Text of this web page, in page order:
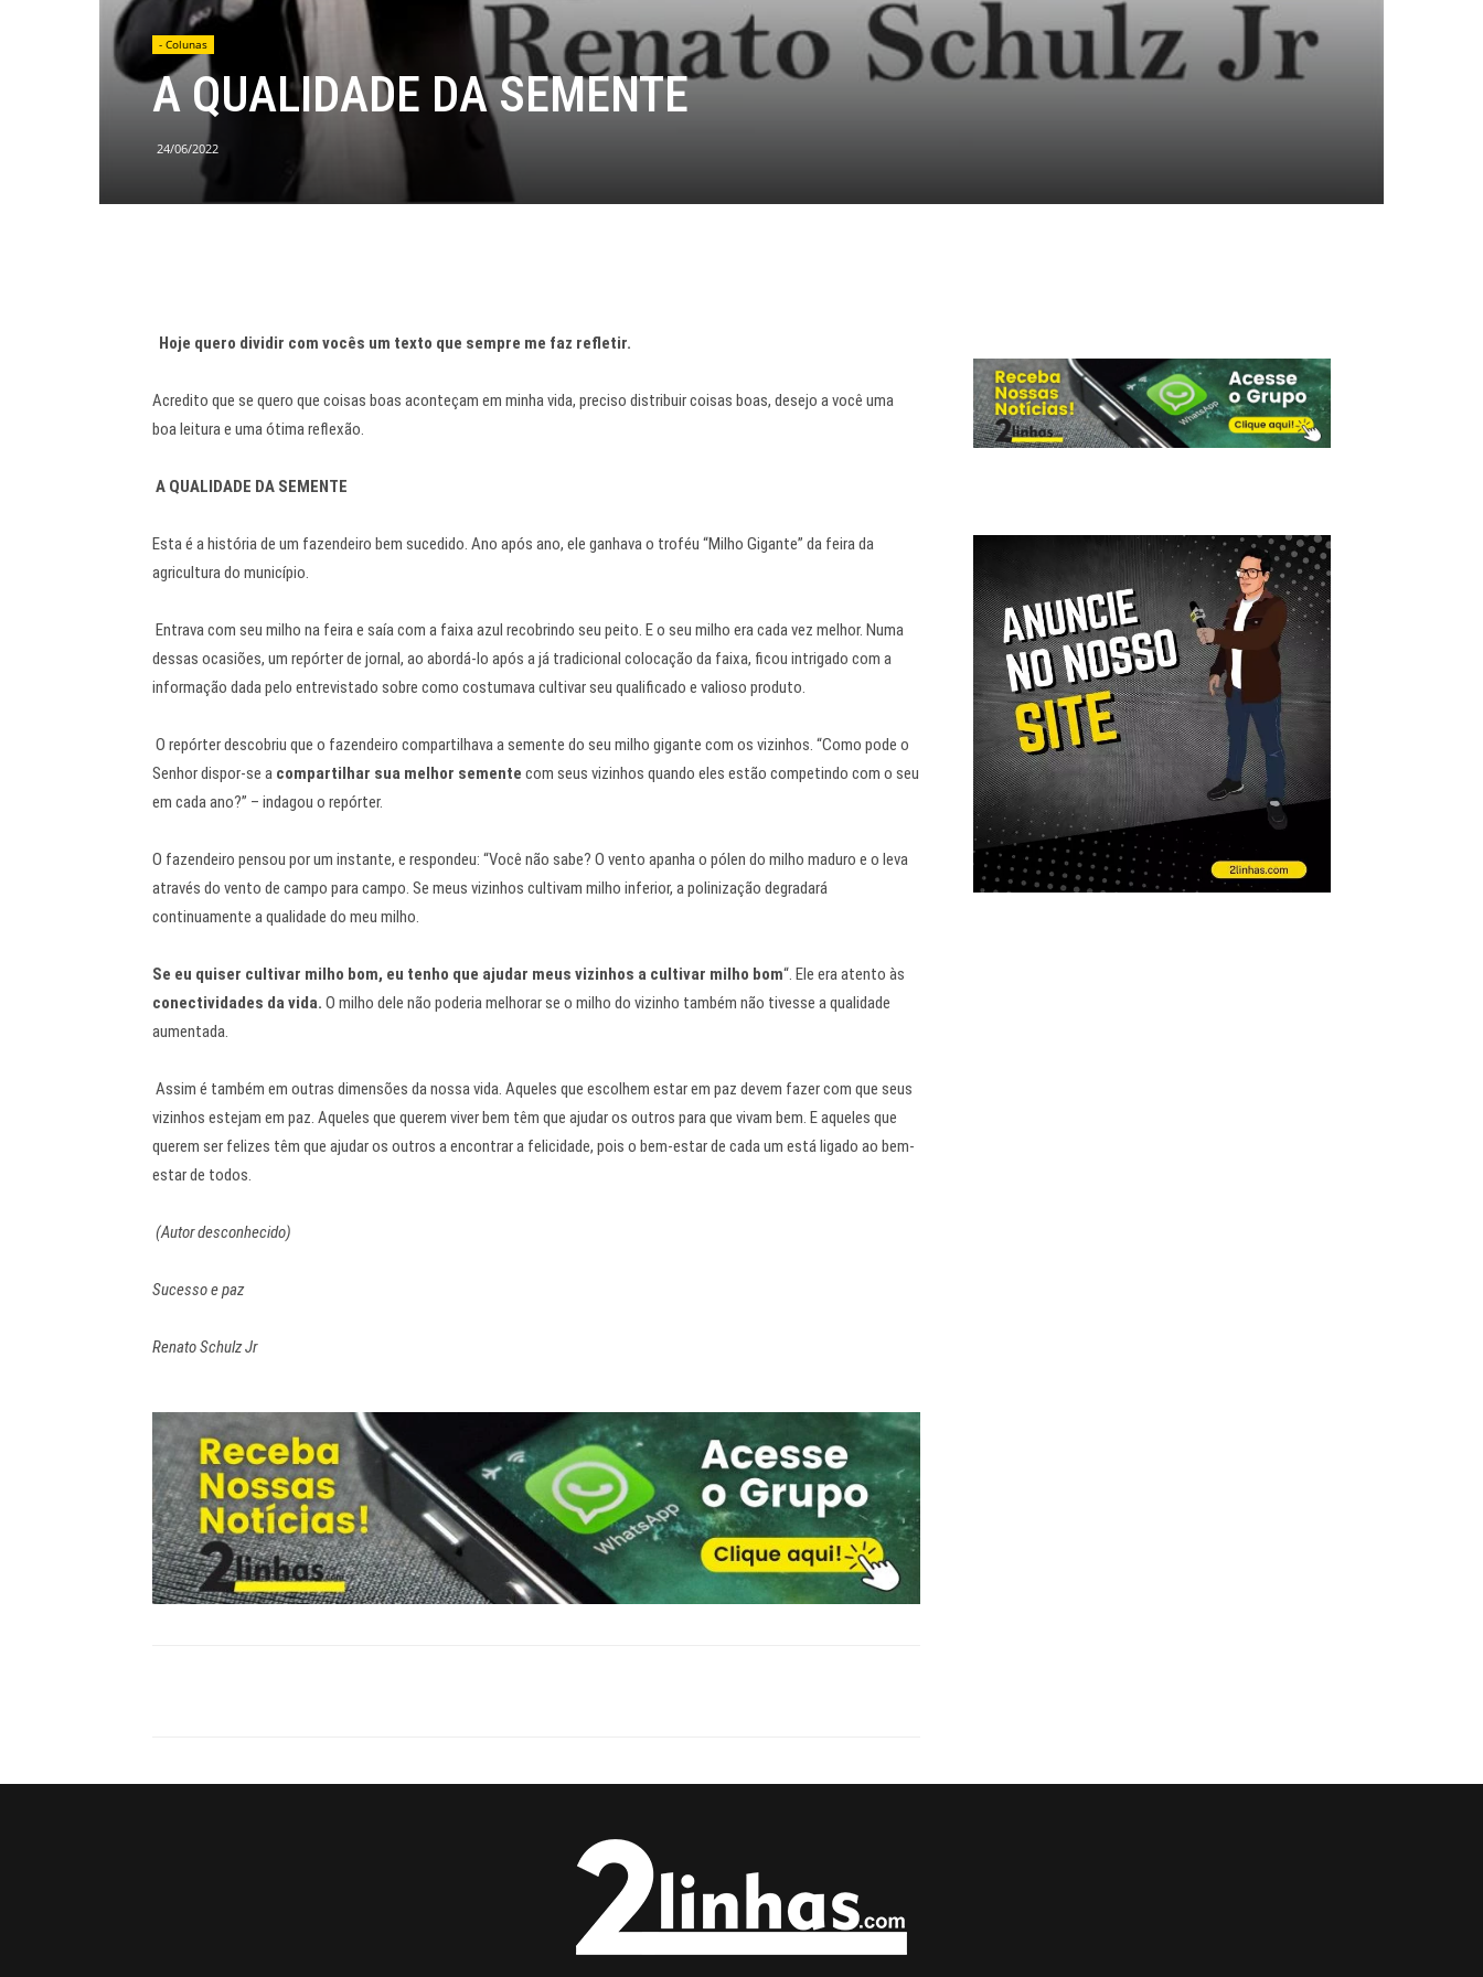
- Colunas
A QUALIDADE DA SEMENTE
24/06/2022
Hoje quero dividir com vocês um texto que sempre me faz refletir.
Acredito que se quero que coisas boas aconteçam em minha vida, preciso distribuir coisas boas, desejo a você uma
boa leitura e uma ótima reflexão.
A QUALIDADE DA SEMENTE
Esta é a história de um fazendeiro bem sucedido. Ano após ano, ele ganhava o troféu “Milho Gigante” da feira da
agricultura do município.
Entrava com seu milho na feira e saía com a faixa azul recobrindo seu peito. E o seu milho era cada vez melhor. Numa
dessas ocasiões, um repórter de jornal, ao abordá-lo após a já tradicional colocação da faixa, ficou intrigado com a
informação dada pelo entrevistado sobre como costumava cultivar seu qualificado e valioso produto.
O repórter descobriu que o fazendeiro compartilhava a semente do seu milho gigante com os vizinhos. “Como pode o
Senhor dispor-se a compartilhar sua melhor semente com seus vizinhos quando eles estão competindo com o seu
em cada ano?” – indagou o repórter.
O fazendeiro pensou por um instante, e respondeu: “Você não sabe? O vento apanha o pólen do milho maduro e o leva
através do vento de campo para campo. Se meus vizinhos cultivam milho inferior, a polinização degradará
continuamente a qualidade do meu milho.
Se eu quiser cultivar milho bom, eu tenho que ajudar meus vizinhos a cultivar milho bom“. Ele era atento às
conectividades da vida. O milho dele não poderia melhorar se o milho do vizinho também não tivesse a qualidade
aumentada.
Assim é também em outras dimensões da nossa vida. Aqueles que escolhem estar em paz devem fazer com que seus
vizinhos estejam em paz. Aqueles que querem viver bem têm que ajudar os outros para que vivam bem. E aqueles que
querem ser felizes têm que ajudar os outros a encontrar a felicidade, pois o bem-estar de cada um está ligado ao bem-
estar de todos.
(Autor desconhecido)
Sucesso e paz
Renato Schulz Jr